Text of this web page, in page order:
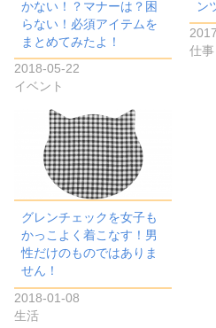
かない！？マナーは？困
らない！必須アイテムを
まとめてみたよ！
2018-05-22
イベント
ン
仕事
グレンチェックを女子も
かっこよく着こなす！男
性だけのものではありま
せん！
2018-01-08
生活